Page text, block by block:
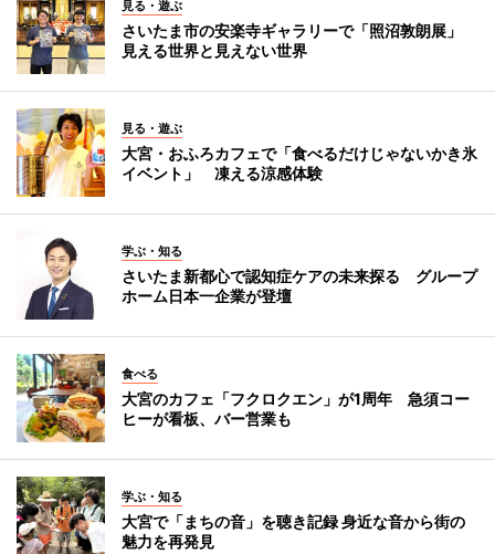
見る・遊ぶ
さいたま市の安楽寺ギャラリーで「照沼敦朗展」
見える世界と見えない世界
見る・遊ぶ
大宮・おふろカフェで「食べるだけじゃないかき氷
イベント」 凍える涼感体験
学ぶ・知る
さいたま新都心で認知症ケアの未来探る グループ
ホーム日本一企業が登壇
食べる
大宮のカフェ「フクロクエン」が1周年 急須コー
ヒーが看板、バー営業も
学ぶ・知る
大宮で「まちの音」を聴き記録 身近な音から街の
魅力を再発見